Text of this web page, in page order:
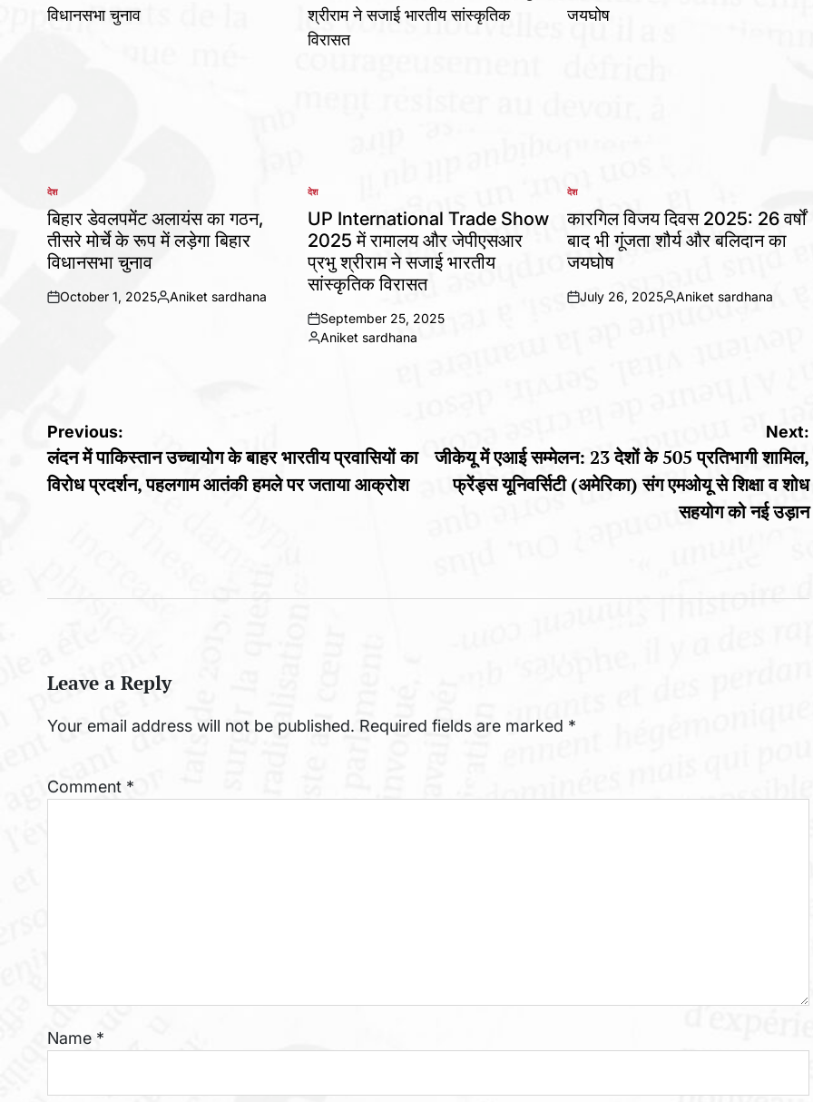
POSTED
IN
देश
बिहार डेवलपमेंट अलायंस का गठन,
तीसरे मोर्चे के रूप में लड़ेगा बिहार
विधानसभा चुनाव
on
October 1, 2025
Posted
Aniket sardhana
POSTED
IN
देश
UP International Trade Show
2025 में रामालय और जेपीएसआर
प्रभु श्रीराम ने सजाई भारतीय
सांस्कृतिक विरासत
on
September 25, 2025
Posted
Aniket sardhana
POSTED
देश
कारगिल विजय दिवस 2025: 26 वर्षों
बाद भी गूंजता शौर्य और बलिदान का
जयघोष
on
July 26, 2025
Posted
Aniket sardhana
Post
navigation
Previous:
लंदन में पाकिस्तान उच्चायोग के बाहर भारतीय प्रवासियों का
विरोध प्रदर्शन, पहलगाम आतंकी हमले पर जताया आक्रोश
Next:
जीकेयू में एआई सम्मेलन: 23 देशों के 505 प्रतिभागी शामिल,
फ्रेंड्स यूनिवर्सिटी (अमेरिका) संग एमओयू से शिक्षा व शोध
सहयोग को नई उड़ान
Leave a Reply
Your email address will not be published. Required fields are marked *
Comment *
Name *